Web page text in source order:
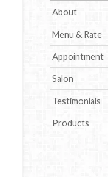
About
Menu & Rate
Appointment
Salon
Testimonials
Products